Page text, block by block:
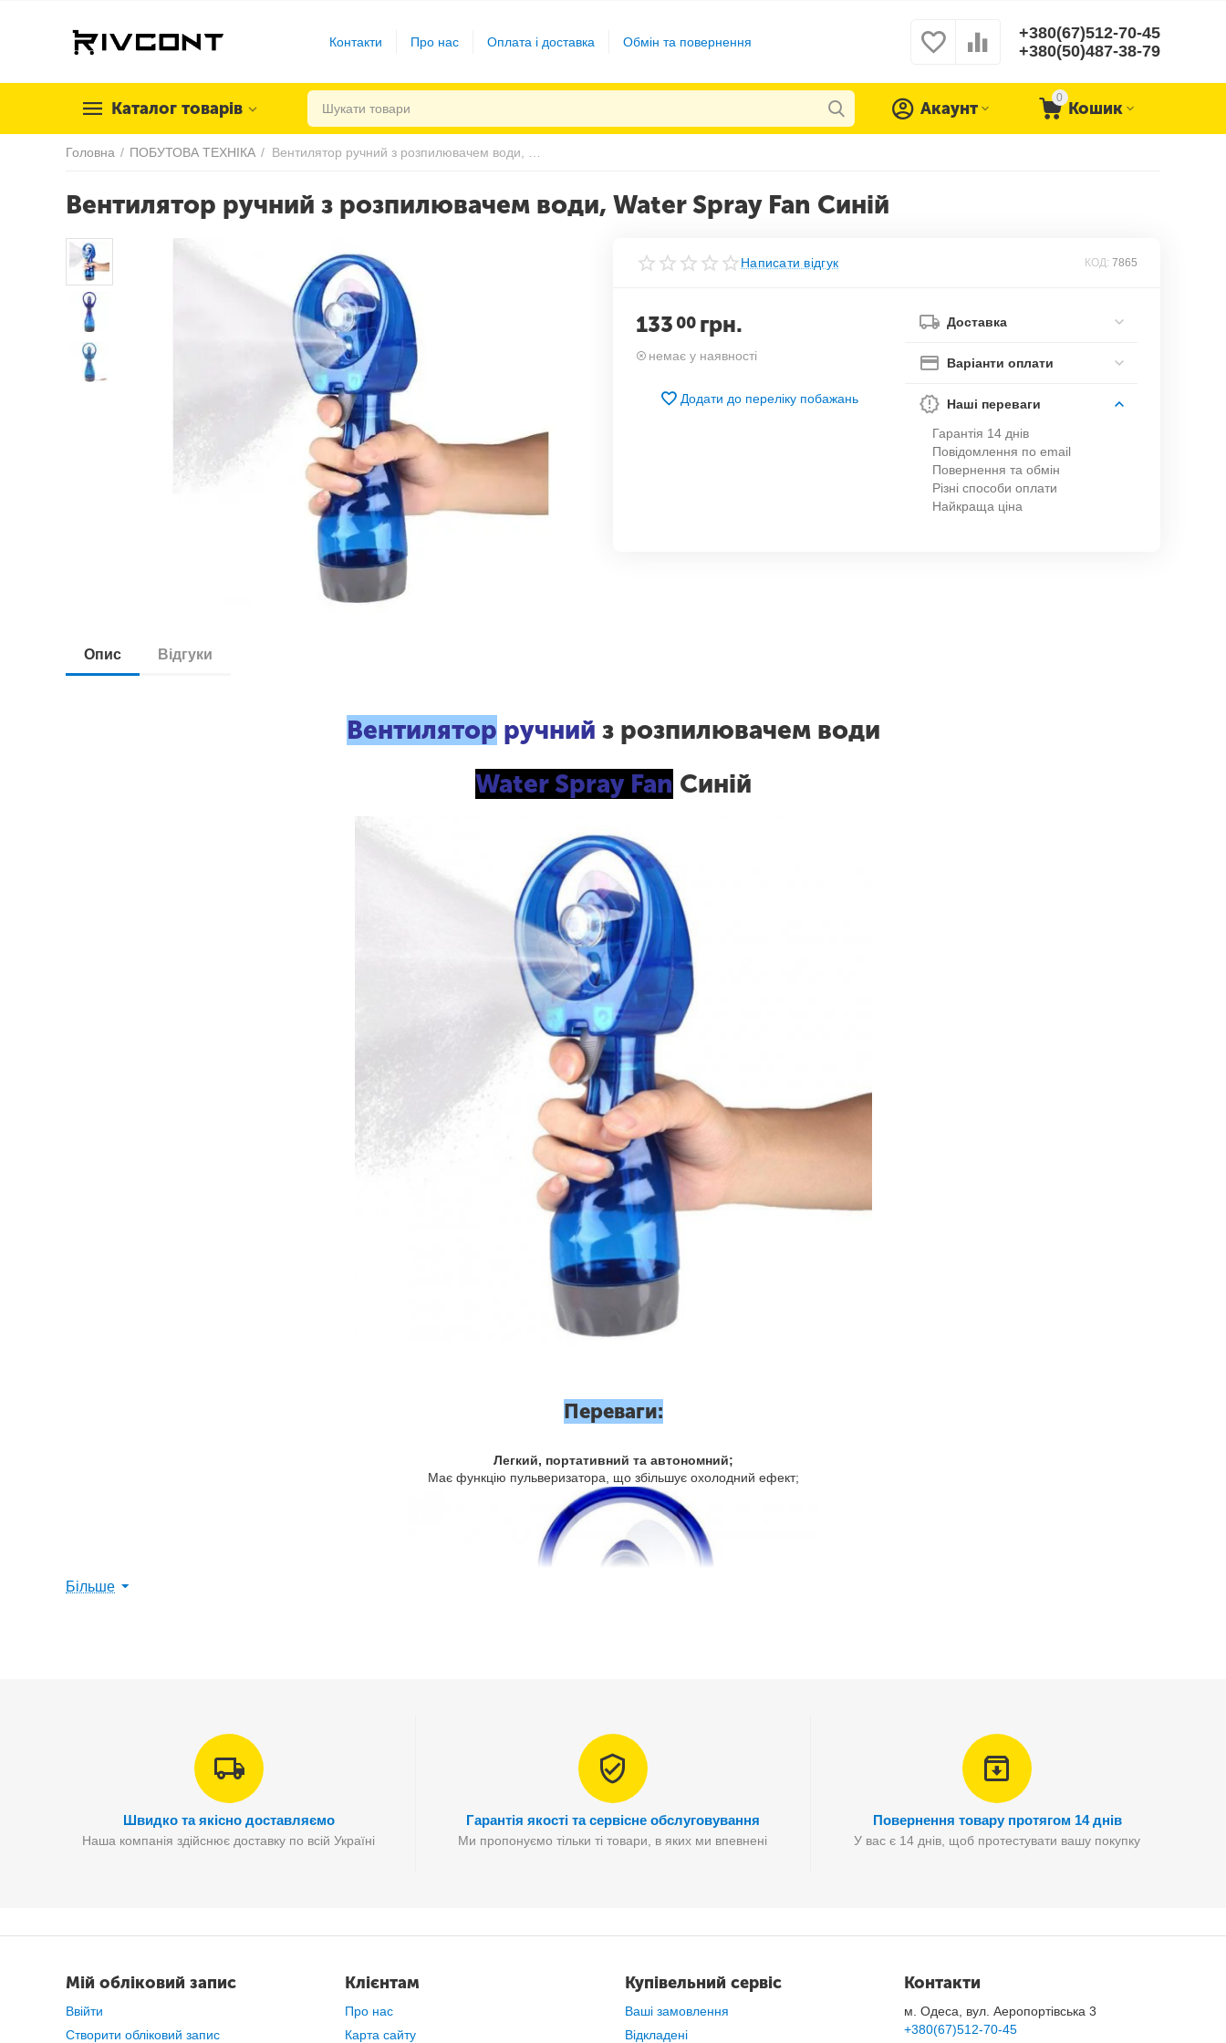
Контакти Про нас Оплата і доставка Обмін та повернення
+380(67)512-70-45
+380(50)487-38-79
Каталог товарів
0
Кошик
Акаунт
Головна / ПОБУТОВА ТЕХНІКА /
Вентилятор ручний з розпилювачем води, Water Spray Fan Синій
Написати відгук КОД: 7865
133 00 грн.
немає у наявності
Додати до переліку побажань
Доставка
Варіанти оплати
Наші переваги
Гарантія 14 днів
Повідомлення по email
Повернення та обмін
Різні способи оплати
Найкраща ціна
Опис Відгуки
Вентилятор ручний з розпилювачем води
Water Spray Fan Синій
Переваги:
Легкий, портативний та автономний;
Має функцію пульверизатора, що збільшує охолодний ефект;
Поєднує в собіфункціональність вентилятора і можливість розпилення води
для створення освіжаючого ефекту.
Складається з невеликого корпусу з
вентилятором і резервуаром
Більше
Швидко та якісно доставляємо
Наша компанія здійснює доставку по всій Україні
Гарантія якості та сервісне обслуговування
Ми пропонуємо тільки ті товари, в яких ми впевнені
Повернення товару протягом 14 днів
У вас є 14 днів, щоб протестувати вашу покупку
Мій обліковий запис
Ввійти
Створити обліковий запис
Клієнтам
Про нас
Карта сайту
Купівельний сервіс
Ваші замовлення
Відкладені
Контакти
м. Одеса, вул. Аеропортівська 3
+380(67)512-70-45